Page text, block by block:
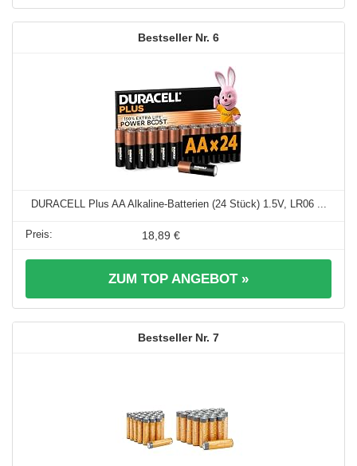
6
DURACELL Plus AA Alkaline-Batterien (24 Stück) 1.5V, LR06 ...
18,89 €
ZUM TOP ANGEBOT »
7